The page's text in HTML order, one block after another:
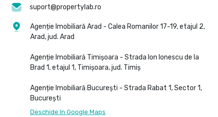
suport@propertylab.ro
Agenție Imobiliară Arad - Calea Romanilor 17-19, etajul 2,
Arad, jud. Arad
Agenție Imobiliară Timișoara - Strada Ion Ionescu de la
Brad 1, etajul 1, Timișoara, jud. Timiș
Agenție Imobiliară București - Strada Rabat 1, Sector 1,
București
Deschide în Google Maps